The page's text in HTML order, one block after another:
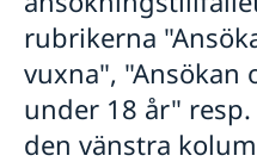
Avgifter -26
Registrera nyfödd
Samordningsnummer
Olika status för
Gifta sig i Korea
Vigsel inför koreansk
Vigsel på ambassaden
Hjälp kring
rubrikerna
vuxna", "Ansökan
under 18 år"
den vänstra